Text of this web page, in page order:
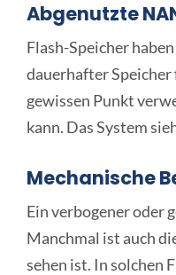
Abgenutzte
Flash-Speicher
dauerhafter Speicher
gewissen Punkt
kann. Das System
Mechanische
Ein verbogener oder
Manchmal ist auch
sehen ist. In solchen